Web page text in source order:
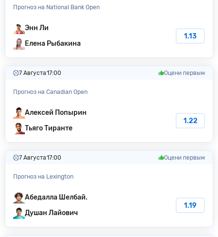
Прогноз на National Bank Open
Энн Ли
Елена Рыбакина
1.13
7 Августа17:00 Оцени первым
Прогноз на Canadian Open
Алексей Попырин
Тьяго Тиранте
1.22
7 Августа17:00 Оцени первым
Прогноз на Lexington
Абедалла Шелбай.
Душан Лайович
1.19